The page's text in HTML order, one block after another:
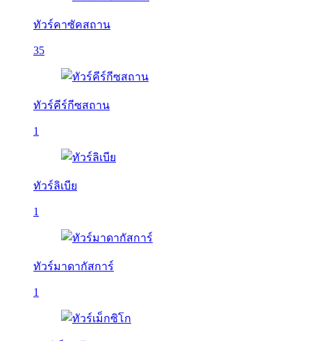
ทัวร์คาซัคสถาน
35
ทัวร์คีร์กีซสถาน
1
ทัวร์ลิเบีย
1
ทัวร์มาดากัสการ์
1